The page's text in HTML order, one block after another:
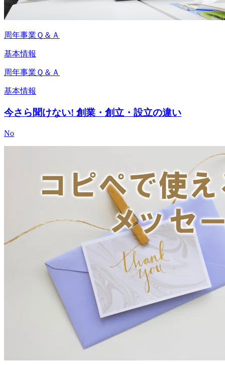
周年事業Ｑ＆Ａ
基本情報
周年事業Ｑ＆Ａ
基本情報
今さら聞けない! 創業・創立・設立の違い
No